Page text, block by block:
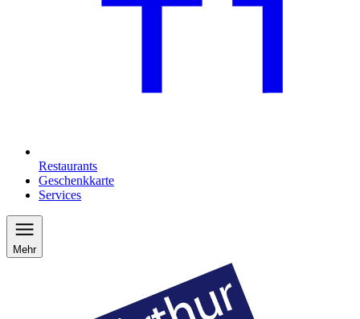
Restaurants
Geschenkkarte
Services
Mehr